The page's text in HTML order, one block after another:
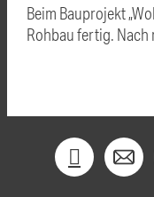
Beim Bauprojekt
Rohbau fertig.